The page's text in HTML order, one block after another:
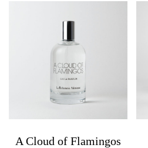
A Cloud of Flamingos